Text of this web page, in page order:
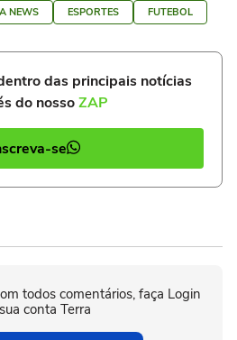
NEWS ESPORTES FUTEBOL
das principais notícias
do nossoZAP
se
todos comentários, faça Login
conta Terra